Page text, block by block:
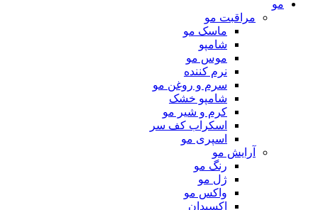
مو
مراقبت مو
ماسک مو
شامپو
موس مو
نرم کننده
سرم و روغن مو
شامپو خشک
کرم و شیر مو
اسکراب کف سر
اسپری مو
آرایش مو
رنگ مو
ژل مو
واکس مو
اکسیدان